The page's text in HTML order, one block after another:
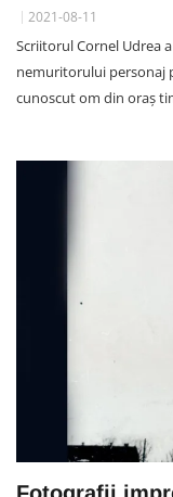
2021-08-11
Scriitorul Cornel Udrea
nemuritorului personaj
cunoscut om din oraș